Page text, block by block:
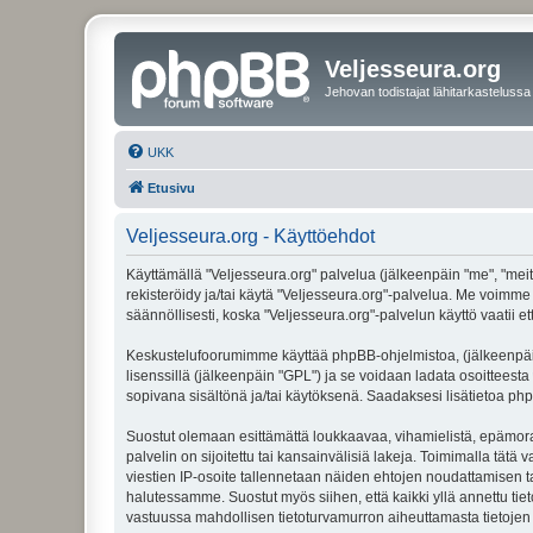
Veljesseura.org
Jehovan todistajat lähitarkastelussa
UKK
Etusivu
Veljesseura.org - Käyttöehdot
Käyttämällä "Veljesseura.org" palvelua (jälkeenpäin "me",
rekisteröidy ja/tai käytä "Veljesseura.org"-palvelua. Me
säännöllisesti, koska "Veljesseura.org"-palvelun käyttö vaatii
Keskustelufoorumimme käyttää phpBB-ohjelmistoa,
lisenssillä (jälkeenpäin "GPL") ja se voidaan ladata osoitteesta
sopivana sisältönä ja/tai käytöksenä. Saadaksesi lisätietoa
Suostut olemaan esittämättä loukkaavaa, vihamielistä,
palvelin on sijoitettu tai kansainvälisiä lakeja. Toimimalla tätä
viestien IP-osoite tallennetaan näiden ehtojen noudattamisen
halutessamme. Suostut myös siihen, että kaikki yllä annettu
vastuussa mahdollisen tietoturvamurron aiheuttamasta